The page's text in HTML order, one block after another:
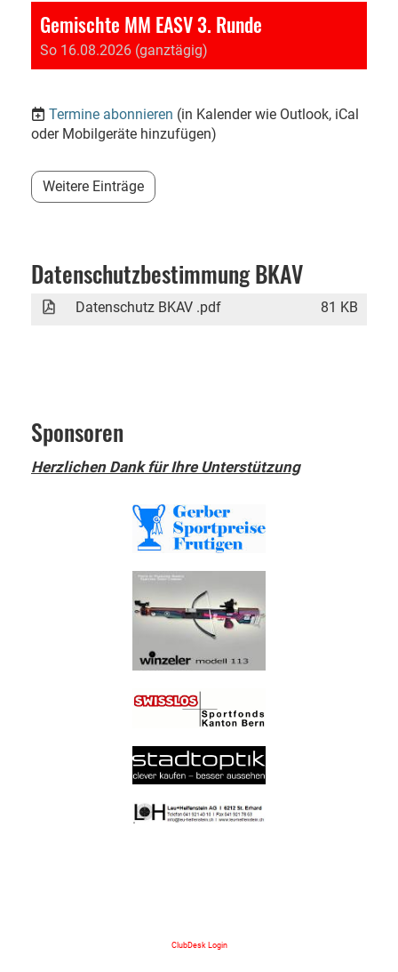
Gemischte MM EASV 3. Runde
So 16.08.2026 (ganztägig)
Termine abonnieren (in Kalender wie Outlook, iCal
oder Mobilgeräte hinzufügen)
Weitere Einträge
Datenschutzbestimmung BKAV
Datenschutz BKAV .pdf 81 KB
Sponsoren
Herzlichen Dank für Ihre Unterstützung
ClubDesk Login